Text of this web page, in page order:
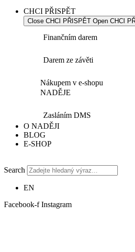
CHCI PŘISPĚT
Close CHCI PŘISPĚT Open CHCI
Finančním darem
Darem ze závěti
Nákupem v e-shopu
NADĚJE
Zasláním DMS
O NADĚJI
BLOG
E-SHOP
Search
EN
Facebook-f Instagram